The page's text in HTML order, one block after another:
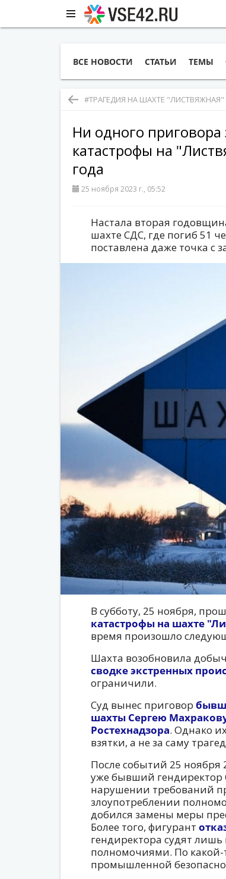
ВСЕ НОВОСТИ СТАТЬИ ТЕМЫ
#ТРАГЕДИЯ НА ШАХТЕ
Ни одного приговора
катастрофы на
года
25 ноября 2023 г., 05:52
Настала вторая
шахте СДС, где погиб 51
поставлена даже точка с
В субботу, 25 ноября,
катастрофы на шахте
время произошло
Шахта возобновила
сводке экстренных
ограничили.
Суд вынес приговор
шахты Сергею
Ростехнадзора. Однако
взятки, а не за саму
После событий 25 ноября
уже бывший
нарушении требований
злоупотреблении
добился замены меры
Более того, фигурант
гендиректора судят лишь
полномочиями. По
промышленной